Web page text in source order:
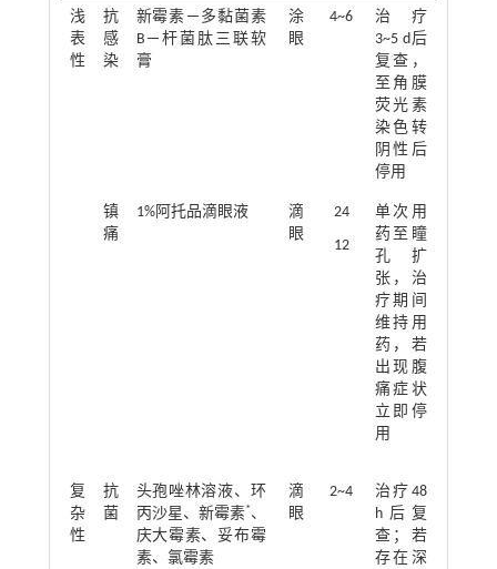
浅
表
性
抗
感
染
新霉素－多黏菌素
B－杆菌肽三联软
膏
涂
眼
4~6
治疗
3~5 d后
复查，
至角膜
荧光素
染色转
阴性后
停用
镇
痛
1%阿托品滴眼液
滴
眼
24
12
单次用
药至瞳
孔扩
张，治
疗期间
维持用
药，若
出现腹
痛症状
立即停
用
复
杂
性
抗
菌
头孢唑林溶液、环
丙沙星、新霉素*、
庆大霉素、妥布霉
素、氯霉素
滴
眼
2~4
治疗48
h后复
查；若
存在深